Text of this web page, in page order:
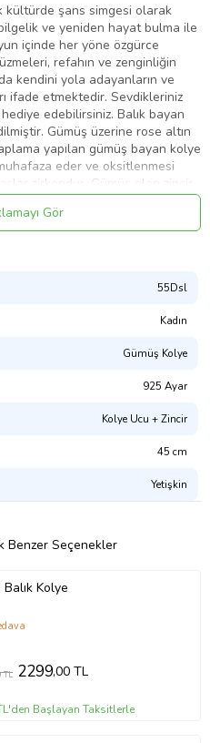
kültürde şans simgesi olarak
ve yeniden hayat bulma ile
içinde her yöne özgürce
refahın ve zenginliğin
kendini yola adayanların ve
ifade etmektedir. Sevdikleriniz
edebilirsiniz. Balık bayan
Gümüş üzerine rose altın
yapılan gümüş bayan kolye
eder ve oksitlenmesi
zirkondur. Gümüş olan zincir
bayan kolye modellerinde
el emeği ile üretilmiştir.
belirtilen ürün ağırlığında ± %10
Gör
55Dsl
Kadın
Gümüş Kolye
925 Ayar
Kolye Ucu + Zincir
45 cm
Yetişkin
Benzer Seçenekler
Kolye
TL 2299,00 TL
Başlayan Taksitlerle